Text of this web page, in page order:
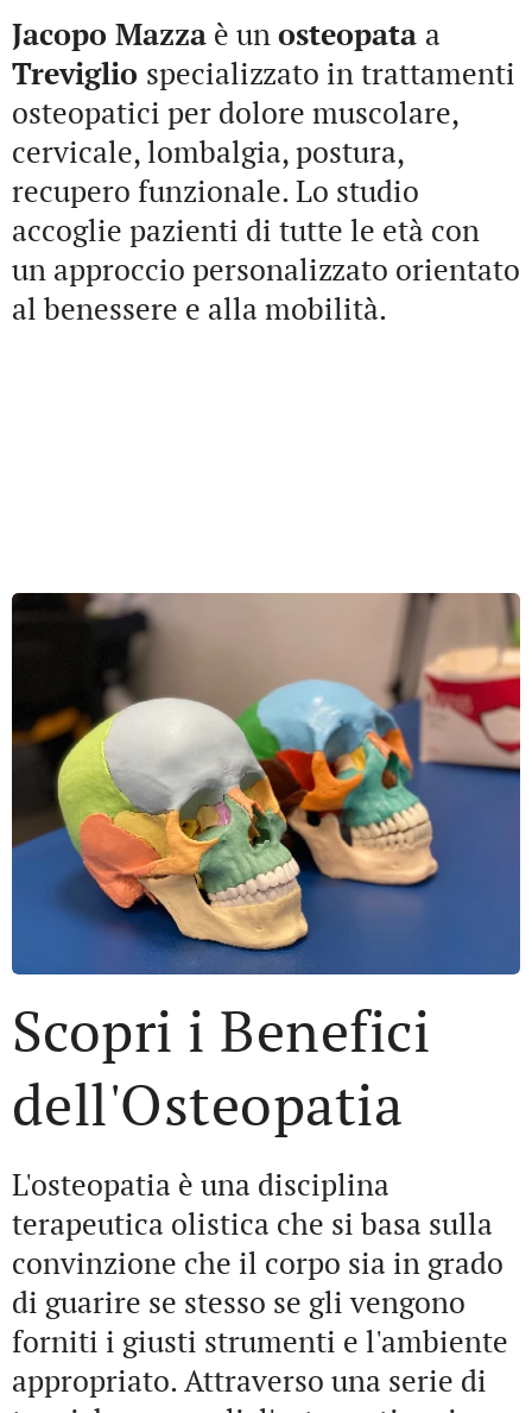
Jacopo Mazza è unosteopata a
Treviglio specializzato in trattamenti
osteopatici per dolore muscolare,
cervicale, lombalgia, postura,
recupero funzionale. Lo studio
accoglie pazienti di tutte le età con
un approccio personalizzato orientato
al benessere e alla mobilità.
Scopri i Benefici
dell'Osteopatia
L'osteopatia è una disciplina
terapeutica olistica che si basa sulla
convinzione che il corpo sia in grado
di guarire se stesso se gli vengono
forniti i giusti strumenti e l'ambiente
appropriato. Attraverso una serie di